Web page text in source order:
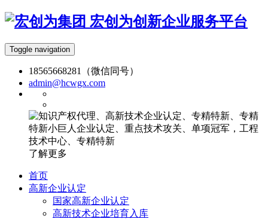
宏创为创新企业服务平台
Toggle navigation
18565668281（微信同号）
admin@hcwgx.com
了解更多
首页
高新企业认定
国家高新企业认定
高新技术企业培育入库